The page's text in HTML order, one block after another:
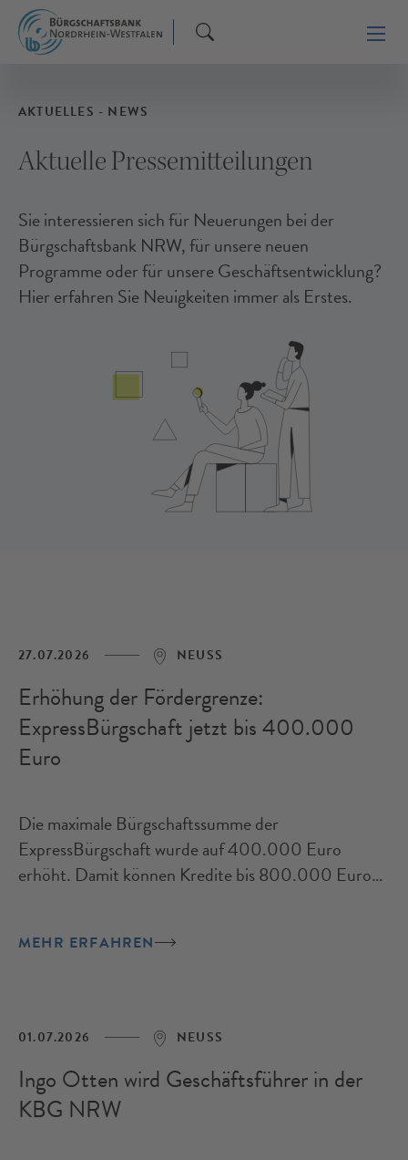
AKTUELLES - NEWS
Aktuelle Pressemitteilungen
Sie interessieren sich für Neuerungen bei der
Bürgschaftsbank NRW, für unsere neuen
Programme oder für unsere Geschäftsentwicklung?
Hier erfahren Sie Neuigkeiten immer als Erstes.
27.07.2026 NEUSS
Erhöhung der Fördergrenze:
ExpressBürgschaft jetzt bis 400.000
Euro
Die maximale Bürgschaftssumme der
ExpressBürgschaft wurde auf 400.000 Euro
erhöht. Damit können Kredite bis 800.000 Euro
MEHR ERFAHREN
01.07.2026 NEUSS
Ingo Otten wird Geschäftsführer in der
KBG NRW